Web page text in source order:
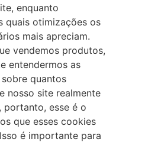
enquanto
quais otimizações os
mais apreciam.
vendemos produtos,
entendermos as
quantos
nosso site realmente
portanto, esse é o
que esses cookies
é importante para